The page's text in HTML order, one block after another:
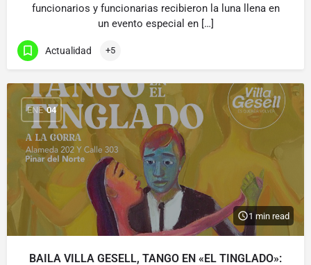
funcionarios y funcionarias recibieron la luna llena en
un evento especial en […]
Actualidad +5
ENE 04
1 min read
BAILA VILLA GESELL, TANGO EN «EL TINGLADO»: